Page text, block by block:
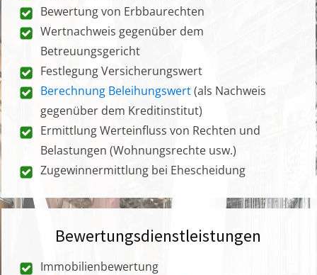
Bewertung von Erbbaurechten
Wertnachweis gegenüber dem
Betreuungsgericht
Festlegung Versicherungswert
Berechnung Beleihungswert(als Nachweis
gegenüber dem Kreditinstitut)
Ermittlung Werteinfluss von Rechten und
Belastungen (Wohnungsrechte usw.)
Zugewinnermittlung bei Ehescheidung
Bewertungsdienstleistungen
Immobilienbewertung